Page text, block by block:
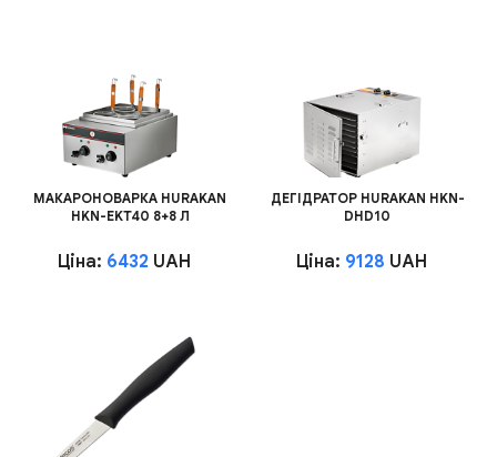
МАКАРОНОВАРКА HURAKAN
HKN-EKT40 8+8 Л
Ціна: 6432 UAH
ДЕГІДРАТОР HURAKAN HKN-
DHD10
Ціна: 9128 UAH